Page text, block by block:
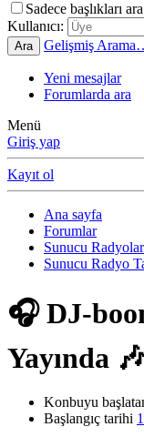
Sadece başlıkları ara
Kullanıcı:
Ara Gelişmiş
Yeni mesajlar
Forumlarda ara
Menü
Giriş yap
Kayıt ol
Ana sayfa
Forumlar
Sunucu
Sunucu Radyo
🎧 DJ-
Yayında
Konbuyu
Başlangıç tarihi